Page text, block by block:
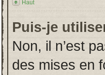
Haut
Puis-je
Non, il n’est
des mises en